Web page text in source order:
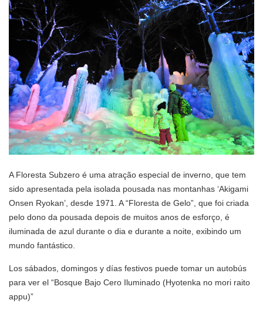
A Floresta Subzero é uma atração especial de inverno, que tem
sido apresentada pela isolada pousada nas montanhas ‘Akigami
Onsen Ryokan’, desde 1971. A “Floresta de Gelo”, que foi criada
pelo dono da pousada depois de muitos anos de esforço, é
iluminada de azul durante o dia e durante a noite, exibindo um
mundo fantástico.
Los sábados, domingos y días festivos puede tomar un autobús
para ver el “Bosque Bajo Cero Iluminado (Hyotenka no mori raito
appu)”